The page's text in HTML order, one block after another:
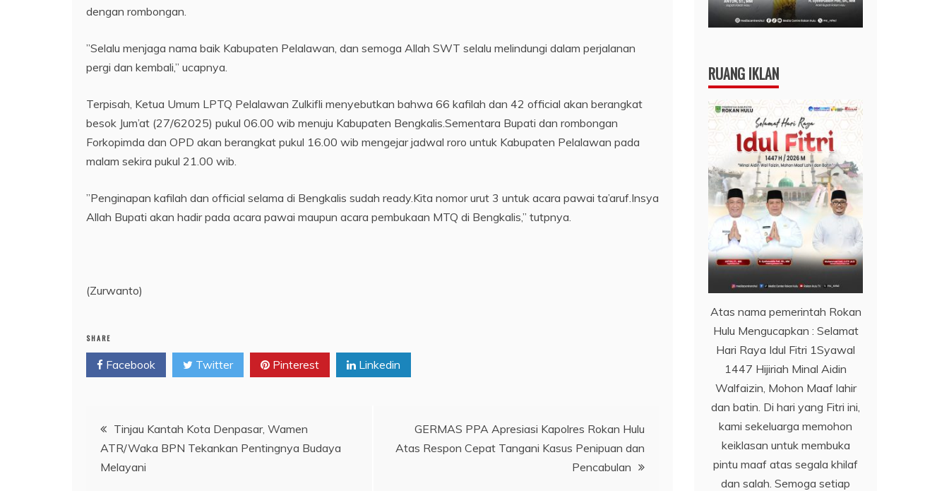
dengan rombongan.
”Selalu menjaga nama baik Kabupaten Pelalawan, dan semoga Allah SWT selalu melindungi dalam perjalanan
pergi dan kembali,” ucapnya.
Terpisah, Ketua Umum LPTQ Pelalawan Zulkifli menyebutkan bahwa 66 kafilah dan 42 official akan berangkat
besok Jum’at (27/62025) pukul 06.00 wib menuju Kabupaten Bengkalis.Sementara Bupati dan rombongan
Forkopimda dan OPD akan berangkat pukul 16.00 wib mengejar jadwal roro untuk Kabupaten Pelalawan pada
malam sekira pukul 21.00 wib.
”Penginapan kafilah dan official selama di Bengkalis sudah ready.Kita nomor urut 3 untuk acara pawai ta’aruf.Insya
Allah Bupati akan hadir pada acara pawai maupun acara pembukaan MTQ di Bengkalis,” tutpnya.
(Zurwanto)
SHARE
Facebook Twitter Pinterest Linkedin
Navigasi
pos
Tinjau Kantah Kota Denpasar, Wamen
ATR/Waka BPN Tekankan Pentingnya Budaya
Melayani
GERMAS PPA Apresiasi Kapolres Rokan Hulu
Atas Respon Cepat Tangani Kasus Penipuan dan
Pencabulan
RUANG IKLAN
Atas nama pemerintah Rokan
Hulu Mengucapkan : Selamat
Hari Raya Idul Fitri 1Syawal
1447 Hijiriah Minal Aidin
Walfaizin, Mohon Maaf lahir
dan batin. Di hari yang Fitri ini,
kami sekeluarga memohon
keiklasan untuk membuka
pintu maaf atas segala khilaf
dan salah. Semoga setiap